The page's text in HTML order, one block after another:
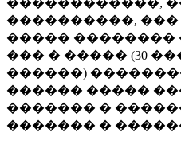
������������,
����������,
����� ��������
��� � ����� (30
������)
������ �����
������� �
������� �